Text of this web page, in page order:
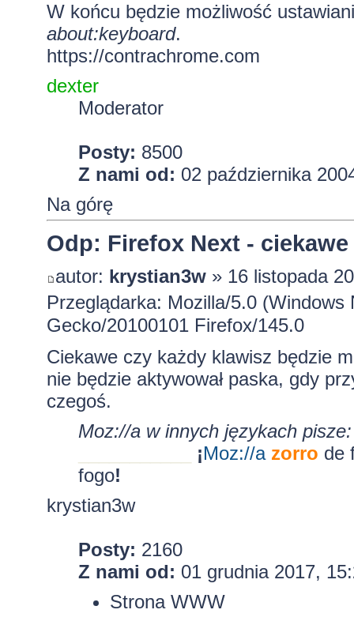
W końcu będzie możliwość
about:keyboard.
https://contrachrome.com
dexter
Moderator
Posty: 8500
Z nami od: 02 października
Na górę
Odp: Firefox Next -
autor: krystian3w» 16 listopada
Przeglądarka: Mozilla/5.0
Gecko/20100101 Firefox/145.0
Ciekawe czy każdy klawisz będzie
nie będzie aktywował paska, gdy
czegoś.
Moz://a w innych językach pisze:
¡Moz://a zorro de
fogo!
krystian3w
Posty: 2160
Z nami od: 01 grudnia 2017,
Strona WWW